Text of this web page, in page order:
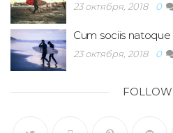
23 октября, 2018 0
Cum sociis
23 октября, 2018 0